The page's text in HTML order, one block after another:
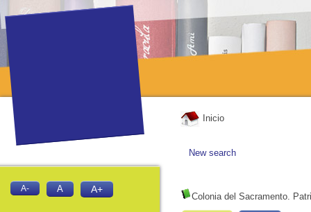
Inicio
New search
Colonia del Sacramento.
A- A A+